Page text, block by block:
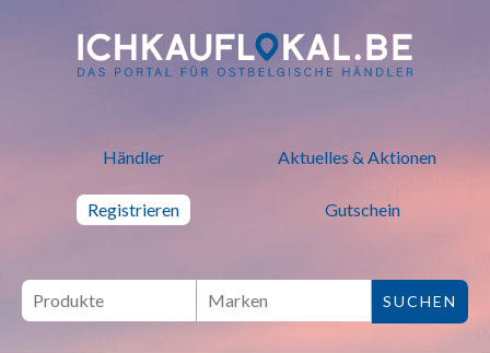
ich kauf lokal - Bei lokalen
Händler Aktuelles & Aktionen
Registrieren Gutschein